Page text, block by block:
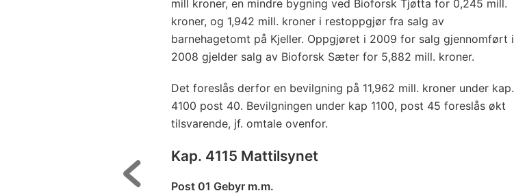
mill kroner, en mindre bygning ved Bioforsk Tjøtta for 0,245 mill.
kroner, og 1,942 mill. kroner i restoppgjør fra salg av
barnehagetomt på Kjeller. Oppgjøret i 2009 for salg gjennomført i
2008 gjelder salg av Bioforsk Sæter for 5,882 mill. kroner.
Det foreslås derfor en bevilgning på 11,962 mill. kroner under kap.
4100 post 40. Bevilgningen under kap 1100, post 45 foreslås økt
tilsvarende, jf. omtale ovenfor.
Kap. 4115 Mattilsynet
Post 01 Gebyr m.m.